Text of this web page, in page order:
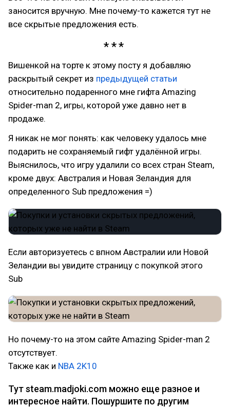
заносится вручную. Мне почему-то кажется тут не
все скрытые предложения есть.
Вишенкой на торте к этому посту я добавляю
раскрытый секрет из предыдущей статьи
относительно подаренного мне гифта Amazing
Spider-man 2, игры, которой уже давно нет в
продаже.
Я никак не мог понять: как человеку удалось мне
подарить не сохраняемый гифт удалённой игры.
Выяснилось, что игру удалили со всех стран Steam,
кроме двух: Австралия и Новая Зеландия для
определенного Sub предложения =)
Если авторизуетесь с впном Австралии или Новой
Зеландии вы увидите страницу с покупкой этого
Sub
Но почему-то на этом сайте Amazing Spider-man 2
отсутствует.
Также как и NBA 2K10
Тут steam.madjoki.com можно еще разное и
интересное найти. Пошуршите по другим